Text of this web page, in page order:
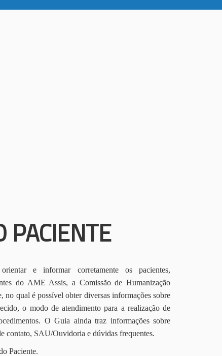
PACIENTE
e informar corretamente os pacientes,
do AME Assis, a Comissão de Humanização
no qual é possível obter diversas informações sobre
o modo de atendimento para a realização de
O Guia ainda traz informações sobre
contato, SAU/Ouvidoria e dúvidas frequentes.
Paciente.